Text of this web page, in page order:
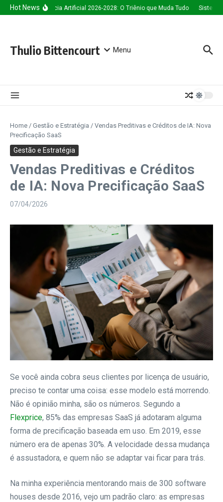
Ir para o conteúdo
Hot NewsInteligência Artificial 2026-2028: O Triênio que Muda Tudo Sistema
Thulio Bittencourt Menu
Home / Gestão e Estratégia / Vendas Preditivas e Créditos de IA: Nova
Precificação SaaS
Gestão e Estratégia
Vendas Preditivas e Créditos
de IA: Nova Precificação SaaS
07/04/2026
Se você ainda cobra seus clientes por licença de usuário,
preciso te contar uma coisa: esse modelo está morrendo.
Não é opinião minha, são os números. Segundo a
Flexprice, 85% das empresas SaaS já adotaram alguma
forma de precificação baseada em uso. Em 2019, esse
número era de apenas 30%. A velocidade dessa mudança
é assustadora, e quem não se adaptar vai ficar para trás.
Na minha experiência mentorando mais de 300 software
houses desde 2016, vejo um padrão claro: as empresas